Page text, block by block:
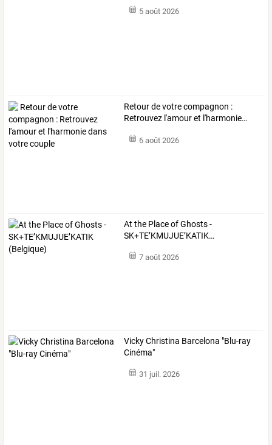
5 août 2026
Retourdevotrecompagnon :
Retrouvez l'amouret l'harmonie…
6 août 2026
At the PlaceofGhosts-
SK+TE’KMUJUE’KATIK…
7 août 2026
Vicky Christina Barcelona "Blu-ray
Cinéma"
31 juil. 2026